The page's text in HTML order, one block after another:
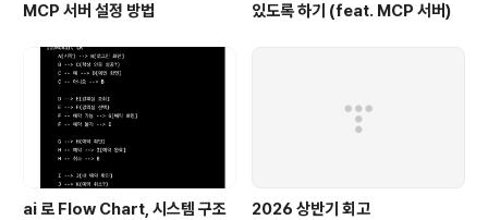
MCP 서버 설정 방법
있도록 하기 (feat. MCP 서버)
ai 로 Flow Chart, 시스템 구조
2026 상반기 회고